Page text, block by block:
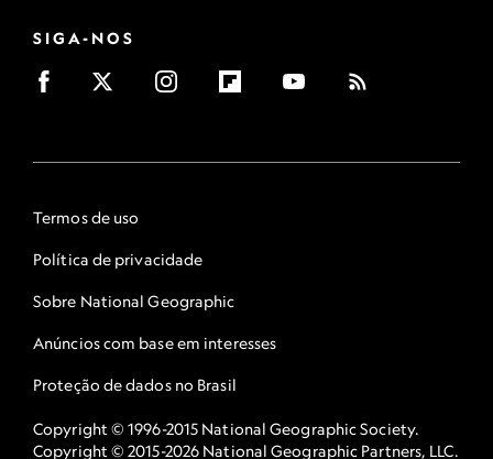
SIGA-NOS
Termos de uso
Política de privacidade
Sobre National Geographic
Anúncios com base em interesses
Proteção de dados no Brasil
Copyright © 1996-2015 National Geographic Society.
Copyright © 2015-2026 National Geographic Partners, LLC.